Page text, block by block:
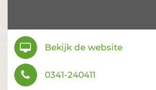
Bekijk de website
0341-240411